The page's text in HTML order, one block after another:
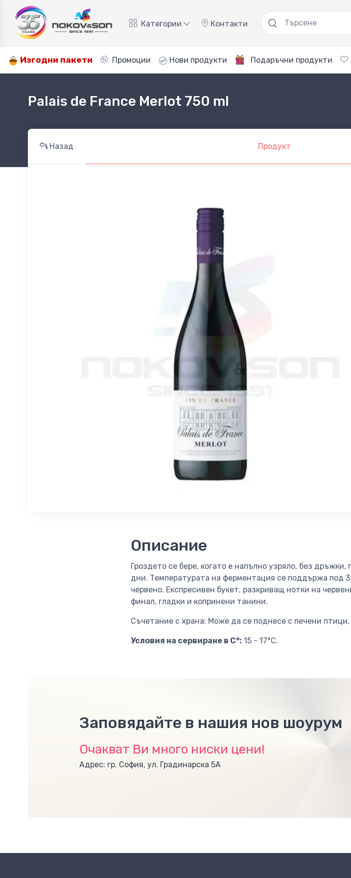
Категории Контакти
Изгодни пакети Промоции Нови продукти Подаръчни продукти
Palais de France Merlot 750 ml
Назад Продукт
Описание
Гроздето се бере, когато е напълно узряло, без
дни. Температурата на ферментация се поддържа под
червено. Експресивен букет, разкриващ нотки на
финал, гладки и копринени танини.
Съчетание с храна: Може да се поднесе с печени
Условия на сервиране в C°: 15 - 17°C.
Заповядайте в нашия нов шоурум
Очакват Ви много ниски цени!
Адрес: гр. София, ул. Градинарска 5А